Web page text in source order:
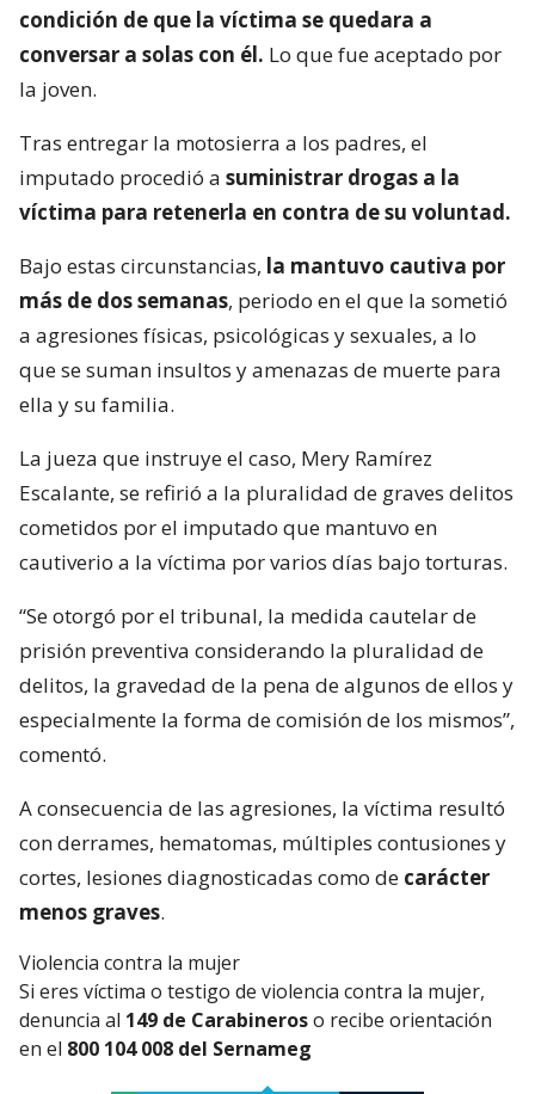
condición de que la víctima se quedara a
conversar a solas con él. Lo que fue aceptado por
la joven.
Tras entregar la motosierra a los padres, el
imputado procedió a suministrar drogas a la
víctima para retenerla en contra de su voluntad.
Bajo estas circunstancias, la mantuvo cautiva por
más de dos semanas, periodo en el que la sometió
a agresiones físicas, psicológicas y sexuales, a lo
que se suman insultos y amenazas de muerte para
ella y su familia.
La jueza que instruye el caso, Mery Ramírez
Escalante, se refirió a la pluralidad de graves delitos
cometidos por el imputado que mantuvo en
cautiverio a la víctima por varios días bajo torturas.
“Se otorgó por el tribunal, la medida cautelar de
prisión preventiva considerando la pluralidad de
delitos, la gravedad de la pena de algunos de ellos y
especialmente la forma de comisión de los mismos”,
comentó.
A consecuencia de las agresiones, la víctima resultó
con derrames, hematomas, múltiples contusiones y
cortes, lesiones diagnosticadas como de carácter
menos graves.
Violencia contra la mujer
Si eres víctima o testigo de violencia contra la mujer,
denuncia al 149 de Carabineroso recibe orientación
en el 800 104 008 del Sernameg